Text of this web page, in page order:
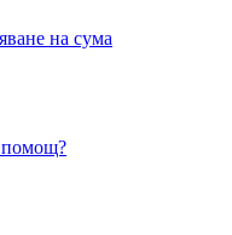
на сума
помощ?